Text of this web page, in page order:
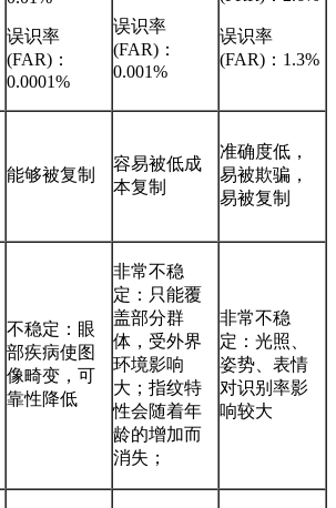
误识率
(FAR)：
0.0001%
误识率
(FAR)：
0.001%
误识率
(FAR)：1.3%
能够被复制
容易被低成
本复制
准确度低，
易被欺骗，
易被复制
不稳定：眼
部疾病使图
像畸变，可
靠性降低
非常不稳
定：只能覆
盖部分群
体，受外界
环境影响
大；指纹特
性会随着年
龄的增加而
消失；
非常不稳
定：光照、
姿势、表情
对识别率影
响较大